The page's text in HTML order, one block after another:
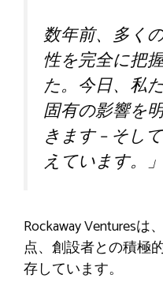
数年前、多く
性を完全に把
た。今日、私
固有の影響を
きます – そし
えています。」
Rockaway Ventures
点、創設者との積極
存しています。